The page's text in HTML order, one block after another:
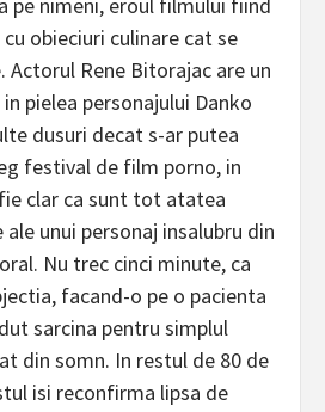
pe nimeni, eroul filmului fiind
obieciuri culinare cat se
Rene Bitorajac are un
pielea personajului Danko
dusuri decat s-ar putea
festival de film porno, in
clar ca sunt tot atatea
unui personaj insalubru din
Nu trec cinci minute, ca
facand-o pe o pacienta
sarcina pentru simplul
din somn. In restul de 80 de
isi reconfirma lipsa de